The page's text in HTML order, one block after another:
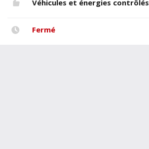
Véhicules et énergies contrôlés
Fermé